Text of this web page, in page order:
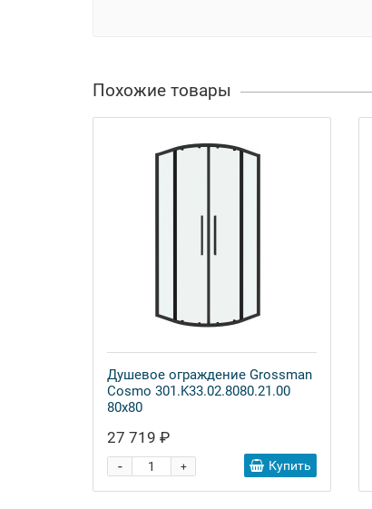
Похожие товары
Душевое ограждение Grossman
Cosmo 301.K33.02.8080.21.00
80x80
27 719 ₽
+
- Купить